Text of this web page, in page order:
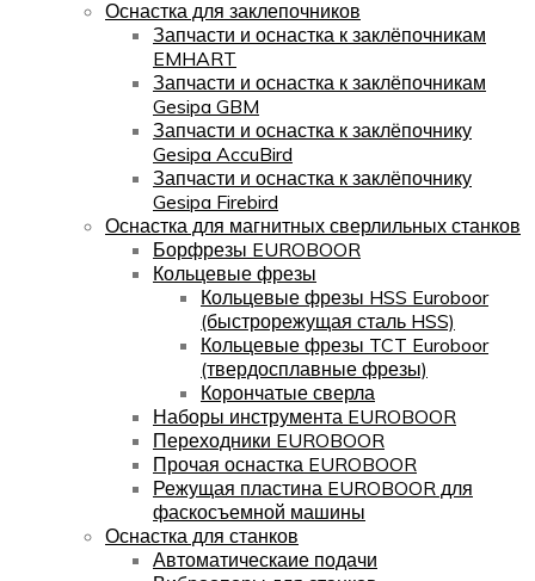
Оснастка для заклепочников
Запчасти и оснастка к заклёпочникам
EMHART
Запчасти и оснастка к заклёпочникам
Gesipa GBM
Запчасти и оснастка к заклёпочнику
Gesipa AccuBird
Запчасти и оснастка к заклёпочнику
Gesipa Firebird
Оснастка для магнитных сверлильных станков
Борфрезы EUROBOOR
Кольцевые фрезы
Кольцевые фрезы HSS Euroboor
(быстрорежущая сталь HSS)
Кольцевые фрезы TCT Euroboor
(твердосплавные фрезы)
Корончатые сверла
Наборы инструмента EUROBOOR
Переходники EUROBOOR
Прочая оснастка EUROBOOR
Режущая пластина EUROBOOR для
фаскосъемной машины
Оснастка для станков
Автоматическаие подачи